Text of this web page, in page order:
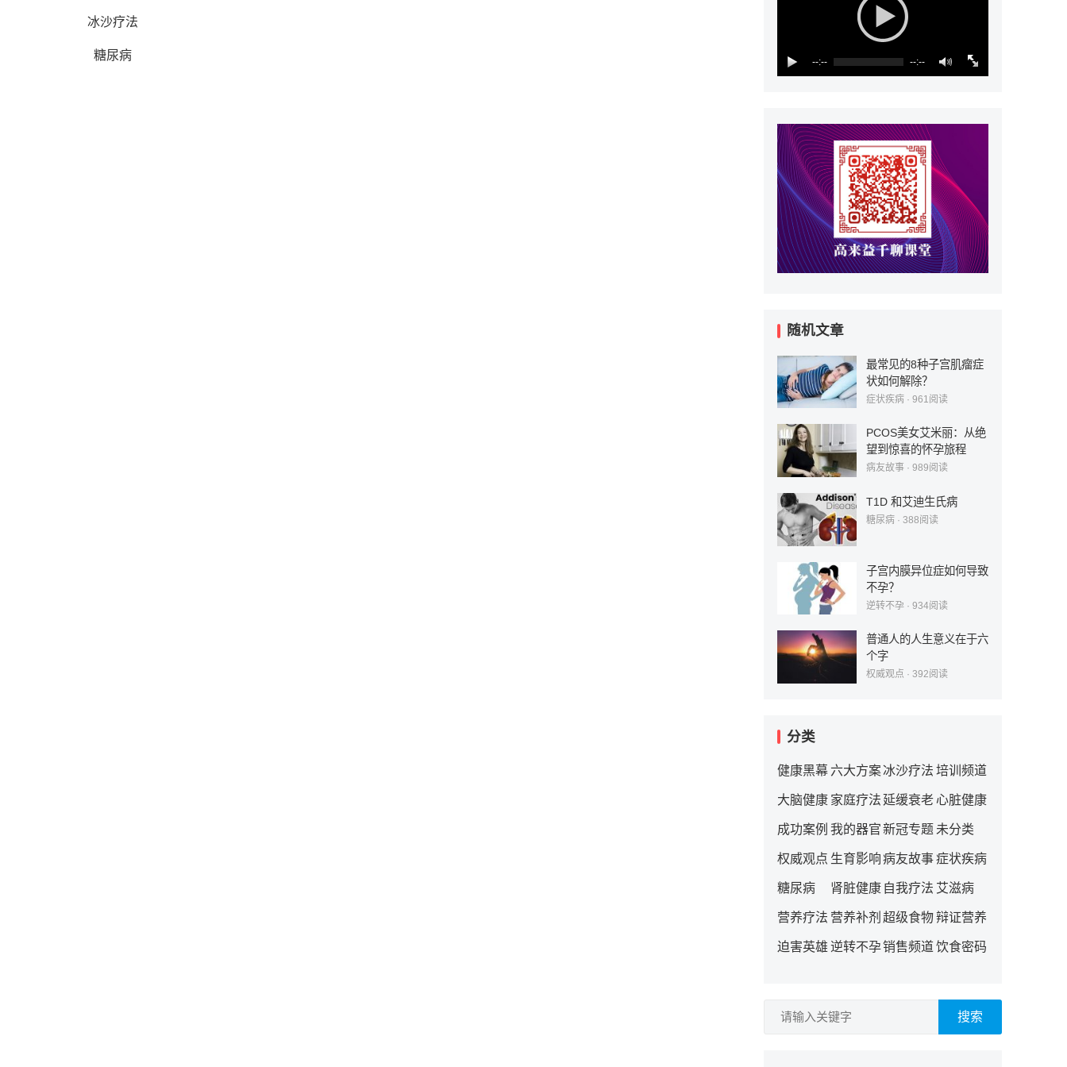
冰沙疗法
糖尿病 --:-- --:--
随机文章
最常见的8种子宫肌瘤症
状如何解除？
症状疾病 · 961 阅读
PCOS美女艾米丽：从绝
望到惊喜的怀孕旅程
病友故事 · 989阅读
T1D 和艾迪生氏病
糖尿病 · 388阅读
子宫内膜异位症如何导致
不孕？
逆转不孕 · 934阅读
普通人的人生意义在于六
个字
权威观点 · 392阅读
分类
健康黑幕 六大方案冰沙疗法 培训频道
大脑健康 家庭疗法 延缓衰老 心脏健康
成功案例 我的器官新冠专题 未分类
权威观点 生育影响病友故事症状疾病
糖尿病 肾脏健康 自我疗法 艾滋病
营养疗法 营养补剂 超级食物辩证营养
迫害英雄 逆转不孕销售频道饮食密码
搜索